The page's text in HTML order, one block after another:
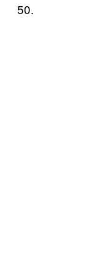
50.